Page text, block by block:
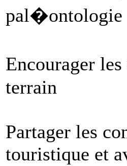
pal�ontologie
Encourager
terrain
Partager les
touristique et